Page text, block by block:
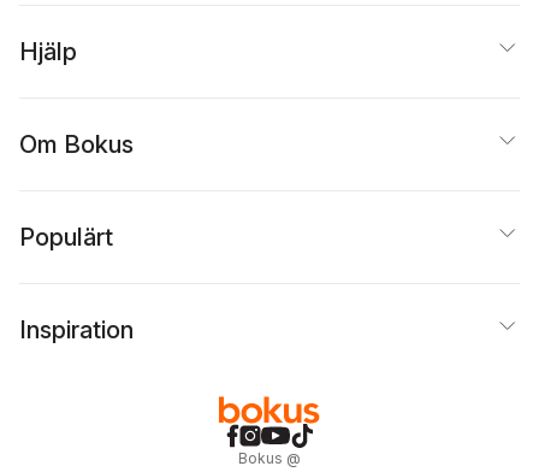
Hjälp
Om Bokus
Populärt
Inspiration
Bokus @